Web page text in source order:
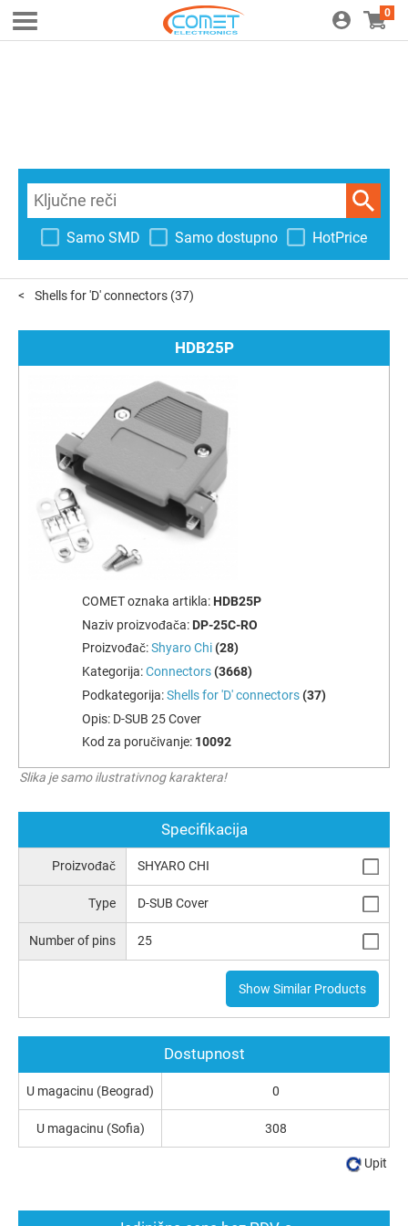
0
Samo SMD Samo dostupno HotPrice
Shells for 'D' connectors (37)
HDB25P
COMET oznaka artikla: HDB25P
Naziv proizvođača: DP-25C-RO
Proizvođač:Shyaro Chi(28)
Kategorija:Connectors(3668)
Podkategorija:Shells for 'D' connectors(37)
Opis: D-SUB 25 Cover
Kod za poručivanje: 10092
Slika je samo ilustrativnog karaktera!
Specifikacija
Proizvođač SHYARO CHI
Type D-SUB Cover
Number of pins 25
Show Similar Products
Dostupnost
U magacinu (Beograd) 0
U magacinu (Sofia) 308
Upit